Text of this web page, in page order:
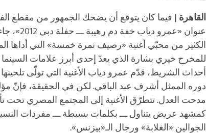
القاهرة
فيما كان يتوقع أن يضحك الجمهور من مقطع
عنوان
للمخرح خيري بشارة الذي يعدّ إحدى أبرز علامات السينما
أحداث الشريط، قدّم عمرو دياب الأغنية التي تولّى
دوره الممثل أشرف عبد الباقي. لكن في الحقيقة، فإنّ
مدحت العدل. تتطرّق الأغنية إلى المجتمع المصري تحت
كمشهد عريض يتناول ـــ بكلمات بسيطة ـــ مفردات
الجوالين «الغلابة» ورجال الـ«بيزنس».